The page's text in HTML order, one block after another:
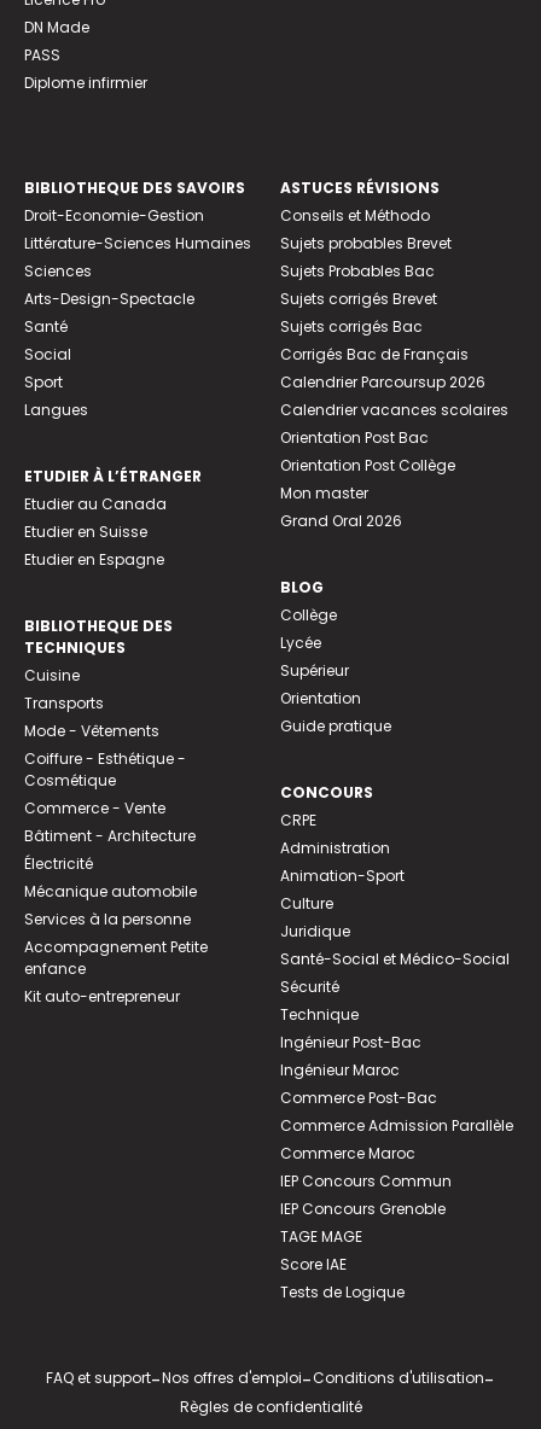
DN Made
PASS
Diplome infirmier
BIBLIOTHEQUE DES SAVOIRS
Droit-Economie-Gestion
Littérature-Sciences Humaines
Sciences
Arts-Design-Spectacle
Santé
Social
Sport
Langues
ETUDIER À L’ÉTRANGER
Etudier au Canada
Etudier en Suisse
Etudier en Espagne
BIBLIOTHEQUE DES
TECHNIQUES
Cuisine
Transports
Mode - Vêtements
Coiffure - Esthétique -
Cosmétique
Commerce - Vente
Bâtiment - Architecture
Électricité
Mécanique automobile
Services à la personne
Accompagnement Petite
enfance
Kit auto-entrepreneur
ASTUCES RÉVISIONS
Conseils et Méthodo
Sujets probables Brevet
Sujets Probables Bac
Sujets corrigés Brevet
Sujets corrigés Bac
Corrigés Bac de Français
Calendrier Parcoursup 2026
Calendrier vacances scolaires
Orientation Post Bac
Orientation Post Collège
Mon master
Grand Oral 2026
BLOG
Collège
Lycée
Supérieur
Orientation
Guide pratique
CONCOURS
CRPE
Administration
Animation-Sport
Culture
Juridique
Santé-Social et Médico-Social
Sécurité
Technique
Ingénieur Post-Bac
Ingénieur Maroc
Commerce Post-Bac
Commerce Admission Parallèle
Commerce Maroc
IEP Concours Commun
IEP Concours Grenoble
TAGE MAGE
Score IAE
Tests de Logique
FAQ et support-Nos offres d'emploi-Conditions d'utilisation-
Règles de confidentialité